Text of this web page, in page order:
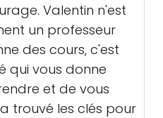
Valentin n'est
un professeur
des cours, c'est
qui vous donne
et de vous
trouvé les clés pour